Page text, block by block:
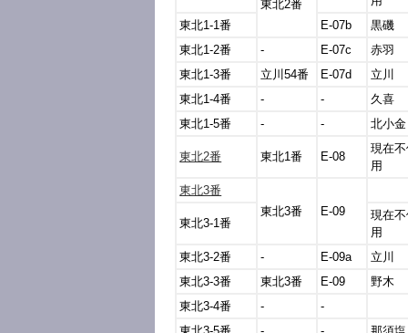
東北2番
東北1-1番
E-07b
黒磯
東北1-2番
- E-07c
赤羽
東北1-3番
立川54番 E-07d
立川
東北1-4番
- -
久喜
東北1-5番
- - 北小金
東北2番 東北1番 E-08
現在
用
東北3番
東北3番
E-09
東北3-1番
現在
用
東北3-2番
- E-09a
立川
東北3-3番
東北3番 E-09
野木
東北3-4番
-
-